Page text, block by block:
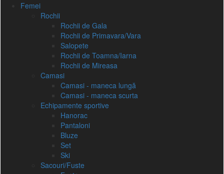
Femei
Rochii
Rochii de Gala
Rochii de Primavara/Vara
Salopete
Rochii de Toamna/Iarna
Rochii de Mireasa
Camasi
Camasi - maneca lungă
Camasi - maneca scurta
Echipamente sportive
Hanorac
Pantaloni
Bluze
Set
Ski
Sacouri/Fuste